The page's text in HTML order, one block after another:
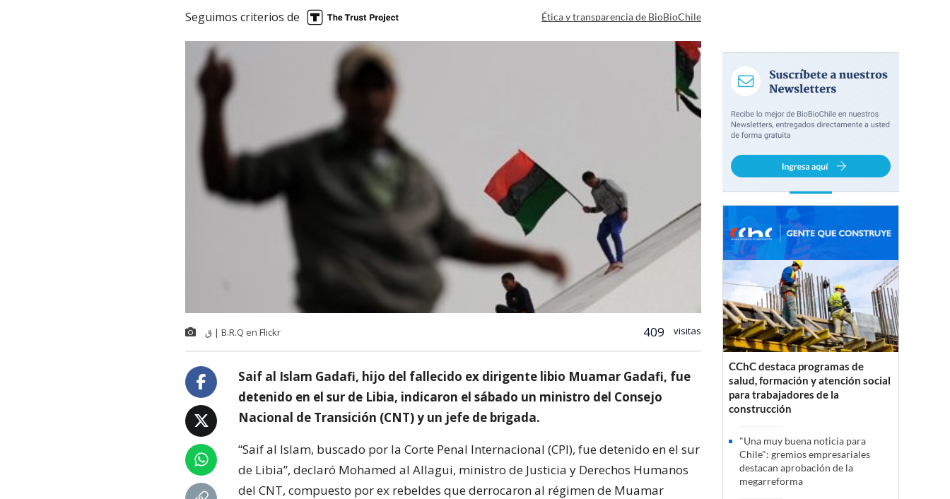
Seguimos criterios de Ética y transparencia de BioBioChile
ق | B.R.Q en Flickr 409 visitas
Saif al Islam Gadafi, hijo del fallecido ex dirigente libio Muamar Gadafi, fue
detenido en el sur de Libia, indicaron el sábado un ministro del Consejo
Nacional de Transición (CNT) y un jefe de brigada.
“Saif al Islam, buscado por la Corte Penal Internacional (CPI), fue detenido en el sur
de Libia”, declaró Mohamed al Allagui, ministro de Justicia y Derechos Humanos
del CNT, compuesto por ex rebeldes que derrocaron al régimen de Muamar
CChC destaca programas de
salud, formación y atención social
para trabajadores de la
construcción
"Una muy buena noticia para
Chile": gremios empresariales
destacan aprobación de la
megarreforma